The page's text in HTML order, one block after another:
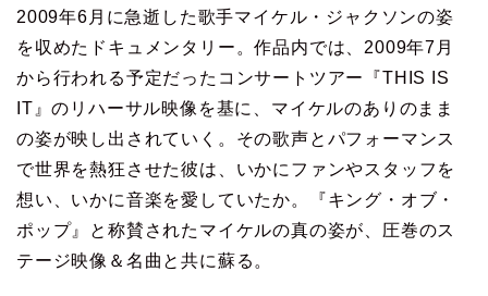
2009年6月に急逝した歌手マイケル・ジャクソンの姿
を収めたドキュメンタリー。作品内では、2009年7月
から行われる予定だったコンサートツアー『THIS IS
IT』のリハーサル映像を基に、マイケルのありのまま
の姿が映し出されていく。その歌声とパフォーマンス
で世界を熱狂させた彼は、いかにファンやスタッフを
想い、いかに音楽を愛していたか。『キング・オブ・
ポップ』と称賛されたマイケルの真の姿が、圧巻のス
テージ映像＆名曲と共に蘇る。